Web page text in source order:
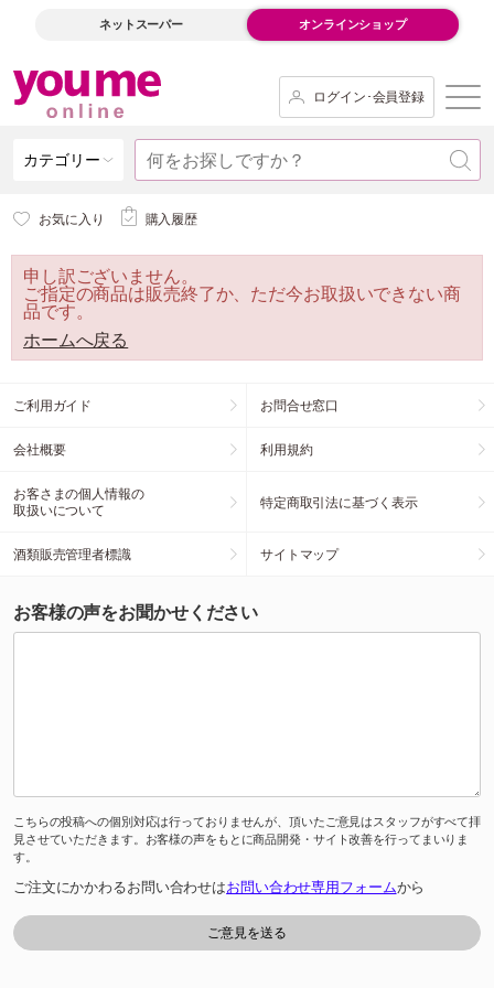
ネットスーパー オンラインショップ
ログイン･会員登録
カテゴリー
お気に入り 購入履歴
申し訳ございません。
ご指定の商品は販売終了か、ただ今お取扱いできない商
品です。
ホームへ戻る
ご利用ガイド お問合せ窓口
会社概要 利用規約
お客さまの個人情報の
取扱いについて
特定商取引法に基づく表示
酒類販売管理者標識 サイトマップ
お客様の声をお聞かせください
こちらの投稿への個別対応は行っておりませんが、頂いたご意見はスタッフがすべて拝
見させていただきます。お客様の声をもとに商品開発・サイト改善を行ってまいりま
す。
ご注文にかかわるお問い合わせはお問い合わせ専用フォームから